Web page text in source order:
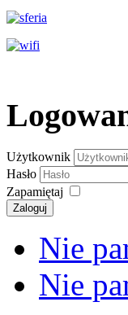
Użytkownik
Hasło
Zapamiętaj
Zaloguj
Nie
Nie